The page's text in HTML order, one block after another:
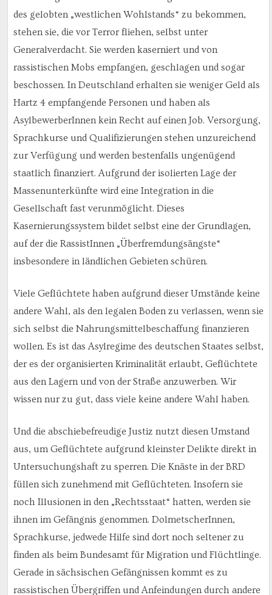
des gelobten „westlichen Wohlstands“ zu bekommen,
stehen sie, die vor Terror fliehen, selbst unter
Generalverdacht. Sie werden kaserniert und von
rassistischen Mobs empfangen, geschlagen und sogar
beschossen. In Deutschland erhalten sie weniger Geld als
Hartz 4 empfangende Personen und haben als
AsylbewerberInnen kein Recht auf einen Job. Versorgung,
Sprachkurse und Qualifizierungen stehen unzureichend
zur Verfügung und werden bestenfalls ungenügend
staatlich finanziert. Aufgrund der isolierten Lage der
Massenunterkünfte wird eine Integration in die
Gesellschaft fast verunmöglicht. Dieses
Kasernierungssystem bildet selbst eine der Grundlagen,
auf der die RassistInnen „Überfremdungsängste“
insbesondere in ländlichen Gebieten schüren.
Viele Geflüchtete haben aufgrund dieser Umstände keine
andere Wahl, als den legalen Boden zu verlassen, wenn sie
sich selbst die Nahrungsmittelbeschaffung finanzieren
wollen. Es ist das Asylregime des deutschen Staates selbst,
der es der organisierten Kriminalität erlaubt, Geflüchtete
aus den Lagern und von der Straße anzuwerben. Wir
wissen nur zu gut, dass viele keine andere Wahl haben.
Und die abschiebefreudige Justiz nutzt diesen Umstand
aus, um Geflüchtete aufgrund kleinster Delikte direkt in
Untersuchungshaft zu sperren. Die Knäste in der BRD
füllen sich zunehmend mit Geflüchteten. Insofern sie
noch Illusionen in den „Rechtsstaat“ hatten, werden sie
ihnen im Gefängnis genommen. DolmetscherInnen,
Sprachkurse, jedwede Hilfe sind dort noch seltener zu
finden als beim Bundesamt für Migration und Flüchtlinge.
Gerade in sächsischen Gefängnissen kommt es zu
rassistischen Übergriffen und Anfeindungen durch andere